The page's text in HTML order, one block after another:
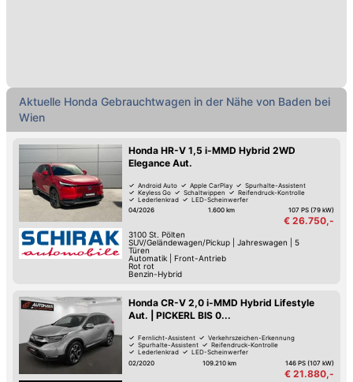
Aktuelle Honda Gebrauchtwagen in der Nähe von Baden bei
Wien
Honda HR-V 1,5 i-MMD Hybrid 2WD
Elegance Aut.
Android Auto Apple CarPlay
Spurhalte-Assistent
Keyless Go
Schaltwippen
Reifendruck-Kontrolle
Lederlenkrad
LED-Scheinwerfer
04/2026
1.600 km 107 PS (79 kW)
€ 26.750,-
3100 St. Pölten
SUV/Geländewagen/Pickup| Jahreswagen
5
Türen
Automatik| Front-Antrieb
Rot rot
Benzin-Hybrid
Honda CR-V 2,0 i-MMD Hybrid Lifestyle
Aut. | PICKERL BIS 0...
Fernlicht-Assistent
Verkehrszeichen-Erkennung
Spurhalte-Assistent
Reifendruck-Kontrolle
Lederlenkrad
LED-Scheinwerfer
Hill Holder / Berg-Anfahrhilfe
02/2020 109.210 km 146 PS (107 kW)
€ 21.880,-